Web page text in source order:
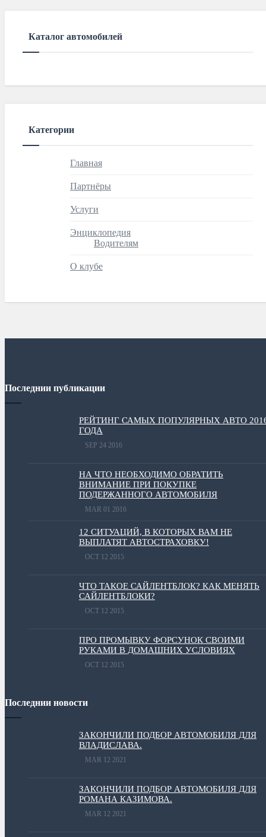
Каталог автомобилей
Категории
Главная
Партнёры
Услуги
Энциклопедия
Водителям
О клубе
Последнии публикации
РЕЙТИНГ САМЫХ ПОПУЛЯРНЫХ АВТО
ГОДА
SEP 24 2016
НА ЧТО НЕОБХОДИМО ОБРАТИТЬ
ВНИМАНИЕ ПРИ ПОКУПКЕ
ПОДЕРЖАННОГО АВТОМОБИЛЯ
MAR 01 2016
12 СИТУАЦИЙ, В КОТОРЫХ ВАМ НЕ
ВЫПЛАТЯТ АВТОСТРАХОВКУ!
OCT 12 2015
ЧТО ТАКОЕ САЙЛЕНТБЛОК? КАК МЕНЯТЬ
САЙЛЕНТБЛОКИ?
OCT 12 2015
ПРО ПРОМЫВКУ ФОРСУНОК СВОИМИ
РУКАМИ В ДОМАШНИХ УСЛОВИЯХ
OCT 12 2015
Последнии новости
ЗАКОНЧИЛИ ПОДБОР АВТОМОБИЛЯ ДЛЯ
ВЛАДИСЛАВА.
MAR 12 2021
ЗАКОНЧИЛИ ПОДБОР АВТОМОБИЛЯ ДЛЯ
РОМАНА КАЗИМОВА.
MAR 12 2021